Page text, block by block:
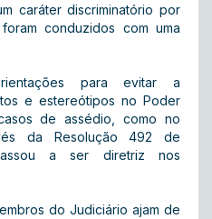
caráter discriminatório por
conduzidos com uma
para evitar a
e estereótipos no Poder
de assédio, como no
da Resolução 492 de
a ser diretriz nos
do Judiciário ajam de